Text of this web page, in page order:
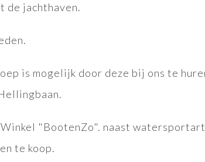
de jachthaven.
is mogelijk door deze bij ons te
"BootenZo". naast
te koop.